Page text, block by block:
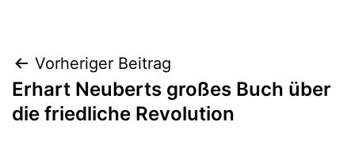
Beitragsnavigation
Vorheriger Beitrag
Erhart Neuberts großes Buch über
die friedliche Revolution